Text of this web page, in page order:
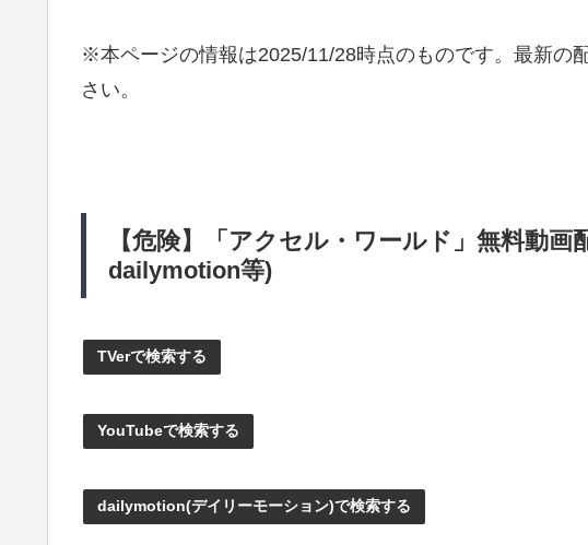
※本ページの情報は2025/11/28時点のものです。最新の
さい。
【危険】「アクセル・ワールド」無料動画
dailymotion等)
TVerで検索する
YouTubeで検索する
dailymotion(デイリーモーション)で検索する